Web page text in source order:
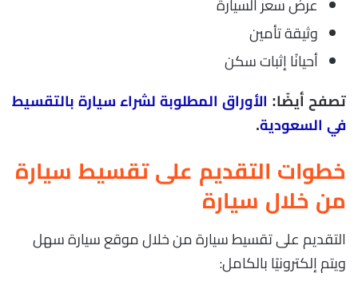
عرض سعر السيارة
وثيقة تأمين
أحيانًا إثبات سكن
تصفح أيضًا: الأوراق المطلوبة لشراء سيارة بالتقسيط
في السعودية.
خطوات التقديم على تقسيط سيارة
من خلال سيارة
التقديم على تقسيط سيارة من خلال موقع سيارة سهل
ويتم إلكترونيًا بالكامل: